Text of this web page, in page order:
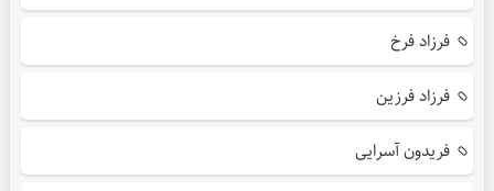
فرزاد فرخ
فرزاد فرزین
فریدون آسرایی